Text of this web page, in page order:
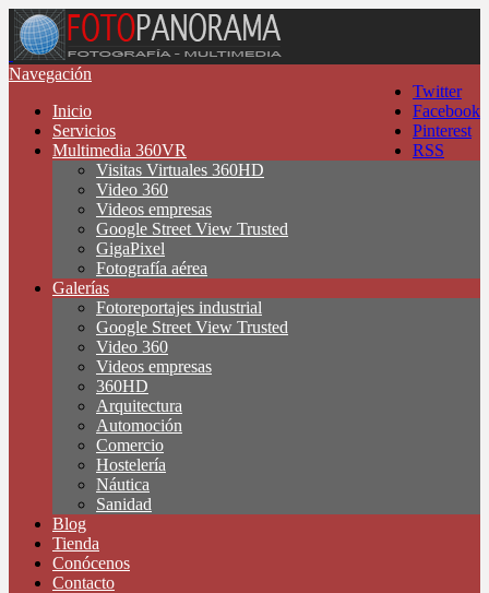
Twitter
Facebook
Pinterest
RSS
Navegación
Inicio
Servicios
Multimedia 360VR
Visitas Virtuales 360HD
Video 360
Videos empresas
Google Street View Trusted
GigaPixel
Fotografía aérea
Galerías
Fotoreportajes industrial
Google Street View Trusted
Video 360
Videos empresas
360HD
Arquitectura
Automoción
Comercio
Hostelería
Náutica
Sanidad
Blog
Tienda
Conócenos
Contacto